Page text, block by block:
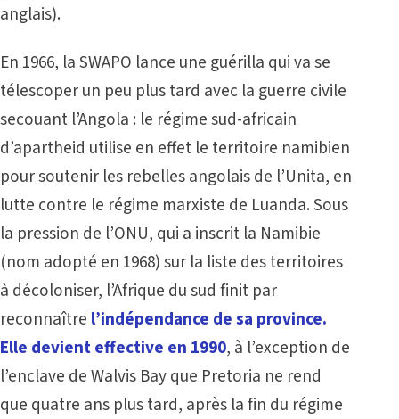
anglais).
En 1966, la SWAPO lance une guérilla qui va se
télescoper un peu plus tard avec la guerre civile
secouant l’Angola : le régime sud-africain
d’apartheid utilise en effet le territoire namibien
pour soutenir les rebelles angolais de l’Unita, en
lutte contre le régime marxiste de Luanda. Sous
la pression de l’ONU, qui a inscrit la Namibie
(nom adopté en 1968) sur la liste des territoires
à décoloniser, l’Afrique du sud finit par
reconnaître l’indépendance de sa province.
Elle devient effective en 1990, à l’exception de
l’enclave de Walvis Bay que Pretoria ne rend
que quatre ans plus tard, après la fin du régime